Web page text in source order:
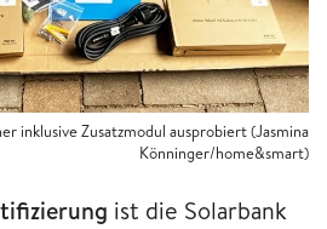
inklusive Zusatzmodul ausprobiert (Jasmina
Könninger/home&smart)
ist die Solarbank